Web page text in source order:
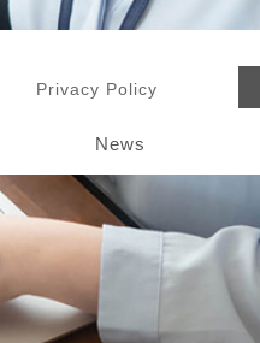
Privacy Policy
News